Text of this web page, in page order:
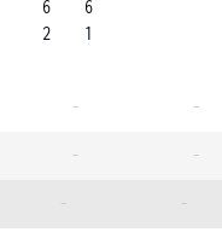
6
2
6
1
- -
- -
- -